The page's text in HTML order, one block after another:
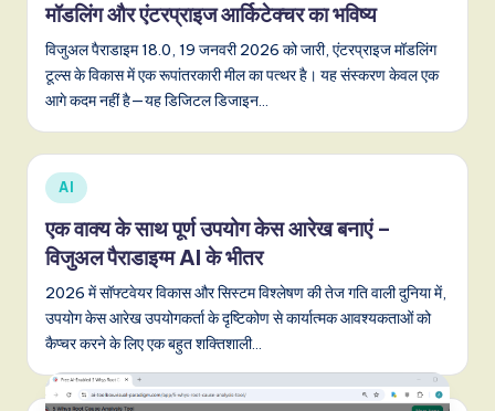
A
I,
S
o
f
w
a
r
e
,
मॉडलिंग और एंटरप्राइज आर्किटेक्चर का भविष्य
विजुअल पैराडाइम 18.0, 19 जनवरी 2026 को जारी, एंटरप्राइज मॉडलिंग
टूल्स के विकास में एक रूपांतरकारी मील का पत्थर है। यह संस्करण केवल एक
आगे कदम नहीं है—यह डिजिटल डिजाइन…
Posted
in
AI
एक वाक्य के साथ पूर्ण उपयोग केस आरेख बनाएं –
विजुअल पैराडाइग्म AI के भीतर
2026 में सॉफ्टवेयर विकास और सिस्टम विश्लेषण की तेज गति वाली दुनिया में,
उपयोग केस आरेख उपयोगकर्ता के दृष्टिकोण से कार्यात्मक आवश्यकताओं को
कैप्चर करने के लिए एक बहुत शक्तिशाली…